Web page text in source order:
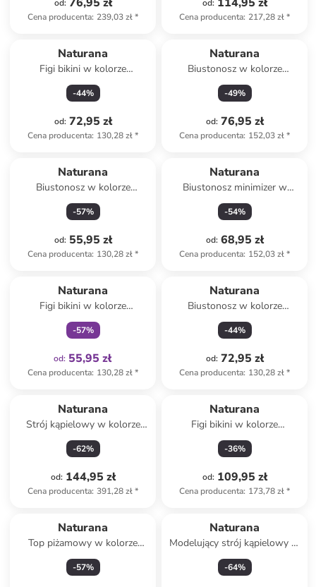
od:
Cena producenta: 239,03 zł*
od:
Cena producenta: 217,28 zł*
Naturana
Figi bikini w kolorze
niebieskim
-44%
od: 72,95 zł
Cena producenta: 130,28 zł*
Naturana
Biustonosz w kolorze
beżowym
-49%
od: 76,95 zł
Cena producenta: 152,03 zł*
Naturana
Biustonosz w kolorze
błękitnym
-57%
od: 55,95 zł
Cena producenta: 130,28 zł*
Naturana
Biustonosz minimizer w
kolorze granatowym
-54%
od: 68,95 zł
Cena producenta: 152,03 zł*
Naturana
Figi bikini w kolorze
niebiesko-różowym
-57%
od: 55,95 zł
Cena producenta: 130,28 zł*
Naturana
Biustonosz w kolorze
fioletowym
-44%
od: 72,95 zł
Cena producenta: 130,28 zł*
Naturana
Strój kąpielowy w kolorze
czarnym
-62%
od: 144,95 zł
Cena producenta: 391,28 zł*
Naturana
Figi bikini w kolorze
granatowym
-36%
od: 109,95 zł
Cena producenta: 173,78 zł*
Naturana
Top piżamowy w kolorze
niebieskim
-57%
Naturana
Modelujący strój kąpielowy w
kolorze niebieskim
-64%